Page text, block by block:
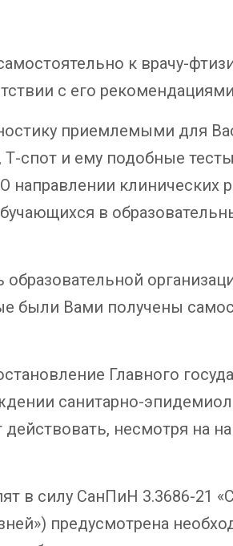
к врачу-
с его
приемлемыми для
спот и ему подобные
направлении
в
были Вами получены
Главного
санитарно-
несмотря на
в силу СанПиН 3.3686-21
предусмотрена